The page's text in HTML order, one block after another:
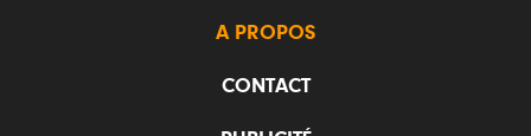
A PROPOS
CONTACT